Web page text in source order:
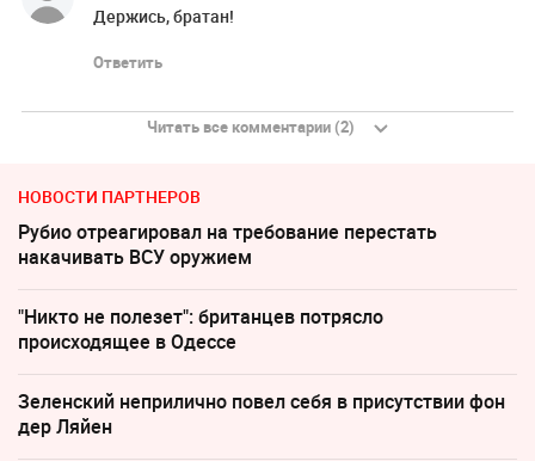
Держись, братан!
Ответить
Читать все комментарии (2)
НОВОСТИ ПАРТНЕРОВ
Рубио отреагировал на требование перестать
накачивать ВСУ оружием
"Никто не полезет": британцев потрясло
происходящее в Одессе
Зеленский неприлично повел cебя в присутствии фон
дер Ляйен